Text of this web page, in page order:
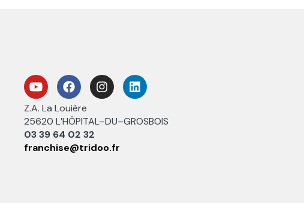
Z.A. La Louière
25620 L’HÔPITAL–DU–GROSBOIS
03 39 64 02 32
franchise@tridoo.fr